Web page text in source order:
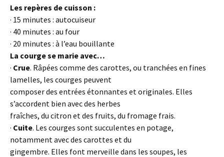
Les repères de cuisson :
· 15 minutes : autocuiseur
· 40 minutes : au four
· 20 minutes : à l’eau bouillante
La courge se marie avec…
· Crue. Râpées comme des carottes, ou tranchées en fines
lamelles, les courges peuvent
composer des entrées étonnantes et originales. Elles
s’accordent bien avec des herbes
fraîches, du citron et des fruits, du fromage frais.
· Cuite. Les courges sont succulentes en potage,
notamment avec des carottes et du
gingembre. Elles font merveille dans les soupes, les